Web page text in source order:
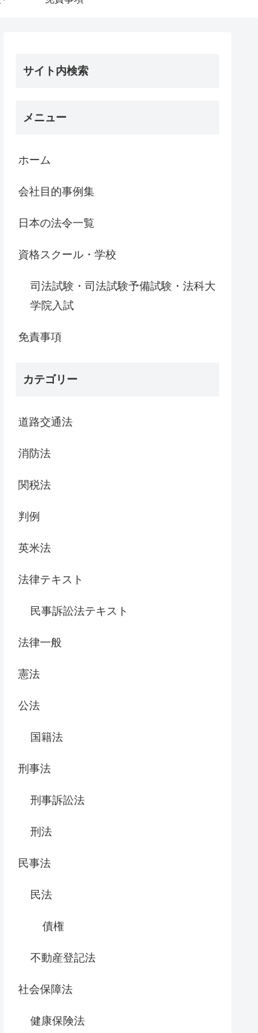
サイト内検索
メニュー
ホーム
会社目的事例集
日本の法令一覧
資格スクール・学校
司法試験・司法試験予備試験・法科大
学院入試
免責事項
カテゴリー
道路交通法
消防法
関税法
判例
英米法
法律テキスト
民事訴訟法テキスト
法律一般
憲法
公法
国籍法
刑事法
刑事訴訟法
刑法
民事法
民法
債権
不動産登記法
社会保障法
健康保険法